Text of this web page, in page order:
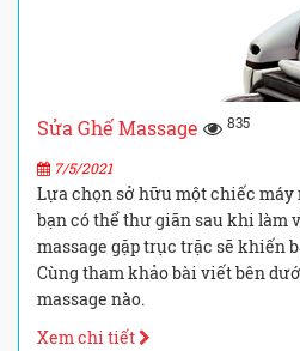
Sửa Ghế Massage 835
7/5/2021
Lựa chọn sở hữu một chiếc máy
bạn có thể thư giãn sau khi làm
massage gặp trục trặc sẽ khiến
Cùng tham khảo bài viết bên
massage nào.
Xem chi tiết